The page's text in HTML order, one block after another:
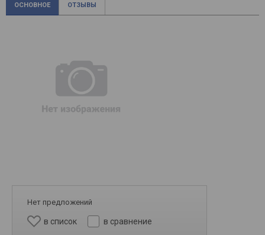
ОСНОВНОЕ ОТЗЫВЫ
Нет предложений
в список в сравнение